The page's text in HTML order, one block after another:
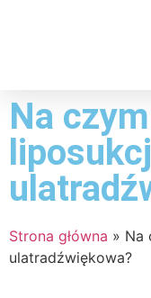
Na
Strona główna » Na
ulatradźwiękowa?